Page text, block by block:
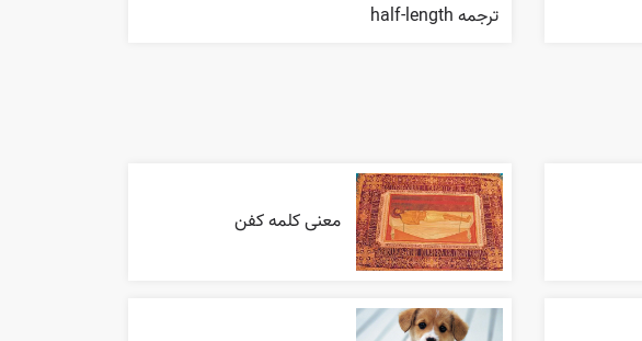
ترجمه half-length
معنی کلمه کفن